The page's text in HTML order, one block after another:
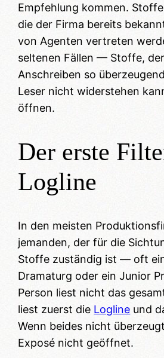
Empfehlung kommen.
die der Firma bereits
von Agenten vertreten
seltenen Fällen — Stoffe,
Anschreiben so
Leser nicht widerstehen
öffnen.
Der erste
Logline
In den meisten
jemanden, der für die
Stoffe zuständig ist — oft
Dramaturg oder ein Junior
Person liest nicht das
liest zuerst die Logline und
Wenn beides nicht
Exposé nicht geöffnet.